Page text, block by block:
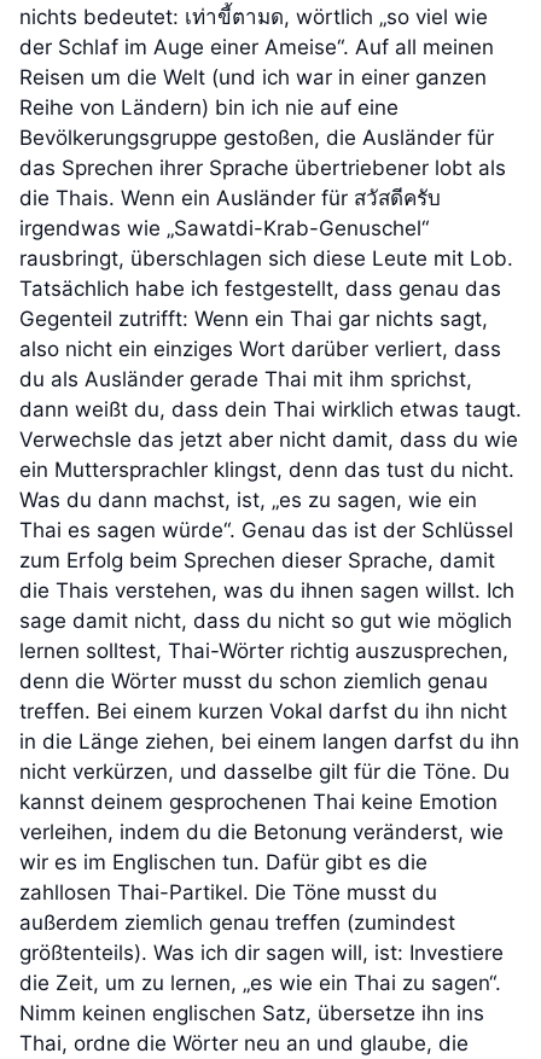
nichts bedeutet: เท่าขี้ตามด, wörtlich „so viel wie
der Schlaf im Auge einer Ameise“. Auf all meinen
Reisen um die Welt (und ich war in einer ganzen
Reihe von Ländern) bin ich nie auf eine
Bevölkerungsgruppe gestoßen, die Ausländer für
das Sprechen ihrer Sprache übertriebener lobt als
die Thais. Wenn ein Ausländer für สวัสดีครับ
irgendwas wie „Sawatdi-Krab-Genuschel“
rausbringt, überschlagen sich diese Leute mit Lob.
Tatsächlich habe ich festgestellt, dass genau das
Gegenteil zutrifft: Wenn ein Thai gar nichts sagt,
also nicht ein einziges Wort darüber verliert, dass
du als Ausländer gerade Thai mit ihm sprichst,
dann weißt du, dass dein Thai wirklich etwas taugt.
Verwechsle das jetzt aber nicht damit, dass du wie
ein Muttersprachler klingst, denn das tust du nicht.
Was du dann machst, ist, „es zu sagen, wie ein
Thai es sagen würde“. Genau das ist der Schlüssel
zum Erfolg beim Sprechen dieser Sprache, damit
die Thais verstehen, was du ihnen sagen willst. Ich
sage damit nicht, dass du nicht so gut wie möglich
lernen solltest, Thai-Wörter richtig auszusprechen,
denn die Wörter musst du schon ziemlich genau
treffen. Bei einem kurzen Vokal darfst du ihn nicht
in die Länge ziehen, bei einem langen darfst du ihn
nicht verkürzen, und dasselbe gilt für die Töne. Du
kannst deinem gesprochenen Thai keine Emotion
verleihen, indem du die Betonung veränderst, wie
wir es im Englischen tun. Dafür gibt es die
zahllosen Thai-Partikel. Die Töne musst du
außerdem ziemlich genau treffen (zumindest
größtenteils). Was ich dir sagen will, ist: Investiere
die Zeit, um zu lernen, „es wie ein Thai zu sagen“.
Nimm keinen englischen Satz, übersetze ihn ins
Thai, ordne die Wörter neu an und glaube, die